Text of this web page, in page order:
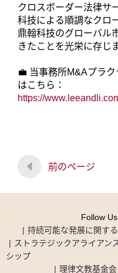
クロスボーダー法律サ
科技による順調なクロ
鼎翰科技のグローバル
きたことを光栄に存じ
💼 当事務所M&Aプラ
はこちら：
https://
前のページ
Follow Us
持続可能な発展に関す
ストラテジックアライアン
シップ
理律文教基金会